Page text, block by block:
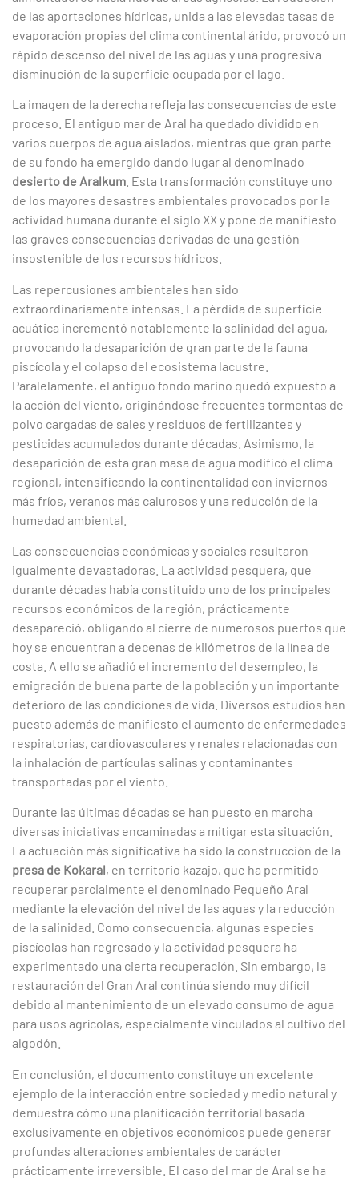
de las aportaciones hídricas, unida a las elevadas tasas de
evaporación propias del clima continental árido, provocó un
rápido descenso del nivel de las aguas y una progresiva
disminución de la superficie ocupada por el lago.
La imagen de la derecha refleja las consecuencias de este
proceso. El antiguo mar de Aral ha quedado dividido en
varios cuerpos de agua aislados, mientras que gran parte
de su fondo ha emergido dando lugar al denominado
desierto de Aralkum . Esta transformación constituye uno
de los mayores desastres ambientales provocados por la
actividad humana durante el siglo XX y pone de manifiesto
las graves consecuencias derivadas de una gestión
insostenible de los recursos hídricos.
Las repercusiones ambientales han sido
extraordinariamente intensas. La pérdida de superficie
acuática incrementó notablemente la salinidad del agua,
provocando la desaparición de gran parte de la fauna
piscícola y el colapso del ecosistema lacustre.
Paralelamente, el antiguo fondo marino quedó expuesto a
la acción del viento, originándose frecuentes tormentas de
polvo cargadas de sales y residuos de fertilizantes y
pesticidas acumulados durante décadas. Asimismo, la
desaparición de esta gran masa de agua modificó el clima
regional, intensificando la continentalidad con inviernos
más fríos, veranos más calurosos y una reducción de la
humedad ambiental.
Las consecuencias económicas y sociales resultaron
igualmente devastadoras. La actividad pesquera, que
durante décadas había constituido uno de los principales
recursos económicos de la región, prácticamente
desapareció, obligando al cierre de numerosos puertos que
hoy se encuentran a decenas de kilómetros de la línea de
costa. A ello se añadió el incremento del desempleo, la
emigración de buena parte de la población y un importante
deterioro de las condiciones de vida. Diversos estudios han
puesto además de manifiesto el aumento de enfermedades
respiratorias, cardiovasculares y renales relacionadas con
la inhalación de partículas salinas y contaminantes
transportadas por el viento.
Durante las últimas décadas se han puesto en marcha
diversas iniciativas encaminadas a mitigar esta situación.
La actuación más significativa ha sido la construcción de la
presa de Kokaral, en territorio kazajo, que ha permitido
recuperar parcialmente el denominado Pequeño Aral
mediante la elevación del nivel de las aguas y la reducción
de la salinidad. Como consecuencia, algunas especies
piscícolas han regresado y la actividad pesquera ha
experimentado una cierta recuperación. Sin embargo, la
restauración del Gran Aral continúa siendo muy difícil
debido al mantenimiento de un elevado consumo de agua
para usos agrícolas, especialmente vinculados al cultivo del
algodón.
En conclusión, el documento constituye un excelente
ejemplo de la interacción entre sociedad y medio natural y
demuestra cómo una planificación territorial basada
exclusivamente en objetivos económicos puede generar
profundas alteraciones ambientales de carácter
prácticamente irreversible. El caso del mar de Aral se ha